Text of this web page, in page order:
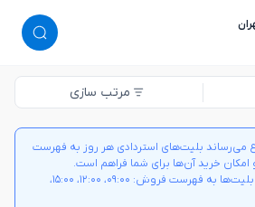
مرتب سازی
می‌رساند بلیت‌های استردادی هر روز به فهرست
خرید آن‌ها برای شما فراهم است.
ساعت‌های افزوده شدن بلیت‌ها به فهرست فروش: ۰۹:۰۰، ۱۲:۰۰، ۱۵:۰۰،